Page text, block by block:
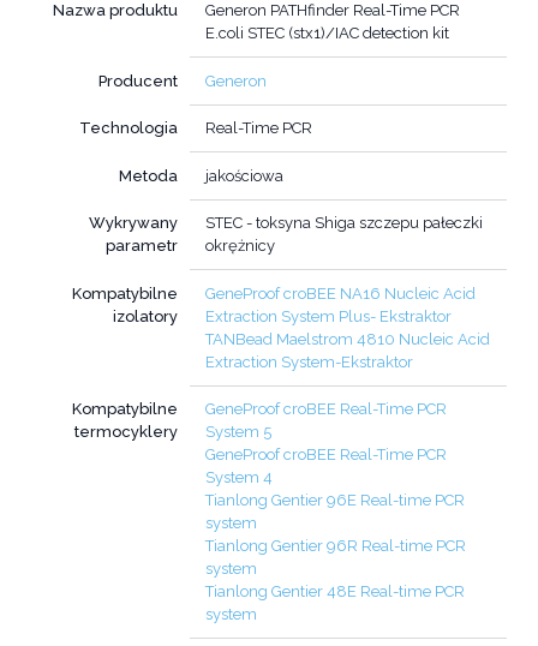
Nazwa produktu
Generon PATHfinder Real-Time PCR
E.coli STEC (stx1)/IAC detection kit
Producent Generon
Technologia Real-Time PCR
Metoda jakościowa
Wykrywany
parametr
STEC - toksyna Shiga szczepu pałeczki
okrężnicy
Kompatybilne
izolatory
GeneProof croBEE NA16 Nucleic Acid
Extraction System Plus- Ekstraktor
TANBead Maelstrom 4810 Nucleic Acid
Extraction System-Ekstraktor
Kompatybilne
termocyklery
GeneProof croBEE Real-Time PCR
System 5
GeneProof croBEE Real-Time PCR
System 4
Tianlong Gentier 96E Real-time PCR
system
Tianlong Gentier 96R Real-time PCR
system
Tianlong Gentier 48E Real-time PCR
system